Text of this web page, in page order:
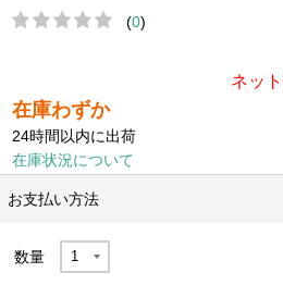
(0)
ネッ
在庫わずか
24時間以内に出荷
在庫状況について
お支払い方法
数量